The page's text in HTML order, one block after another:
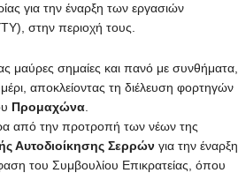
για την έναρξη των εργασιών
στην περιοχή τους.
μαύρες σημαίες και πανό με συνθήματα,
αποκλείοντας τη διέλευση φορτηγών
Προμαχώνα.
από την προτροπή των νέων της
Αυτοδιοίκησης Σερρώνγια την έναρξη
του Συμβουλίου Επικρατείας, όπου